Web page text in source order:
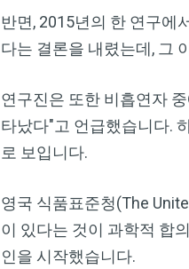
반면, 2015년의 한 연구에
다는 결론을 내렸는데, 그
연구진은 또한 비흡연자
타났다"고 언급했습니다.
로 보입니다.
영국 식품표준청(The
이 있다는 것이 과학적 합
인을 시작했습니다.